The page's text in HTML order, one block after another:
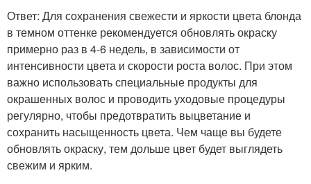
Ответ: Для сохранения свежести и яркости цвета блонда
в темном оттенке рекомендуется обновлять окраску
примерно раз в 4-6 недель, в зависимости от
интенсивности цвета и скорости роста волос. При этом
важно использовать специальные продукты для
окрашенных волос и проводить уходовые процедуры
регулярно, чтобы предотвратить выцветание и
сохранить насыщенность цвета. Чем чаще вы будете
обновлять окраску, тем дольше цвет будет выглядеть
свежим и ярким.